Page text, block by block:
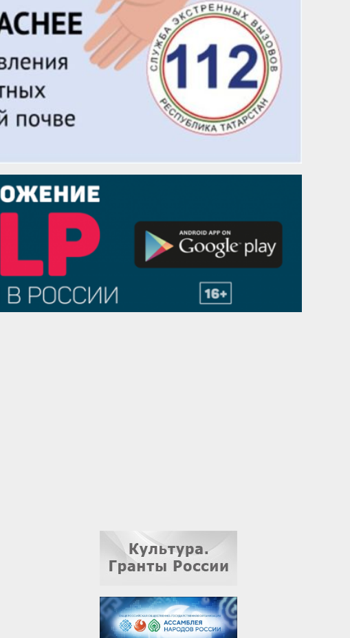
29 августа
Надежда Рослова
1 сентября
Гали Хасанов
Владислав Тома